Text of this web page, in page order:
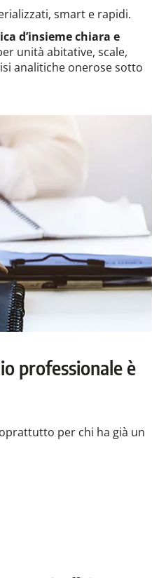
smart e rapidi.
d’insieme chiara e
unità abitative, scale,
analitiche onerose sotto
professionale è
per chi ha già un